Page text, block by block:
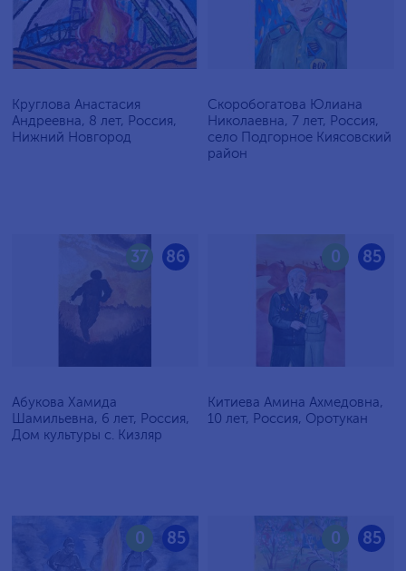
Круглова Анастасия
Андреевна, 8 лет, Россия,
Нижний Новгород
Скоробогатова Юлиана
Николаевна, 7 лет, Россия,
село Подгорное Киясовский
район
86
37
Абукова Хамида
Шамильевна, 6 лет, Россия,
Дом культуры с. Кизляр
85
0
Китиева Амина Ахмедовна,
10 лет, Россия, Оротукан
85
0 85
0